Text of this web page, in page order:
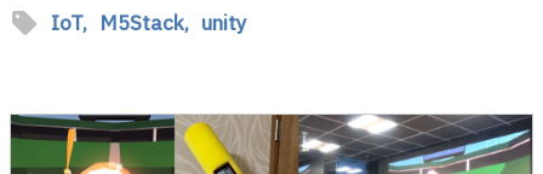
sell IoT, M5Stack, unity